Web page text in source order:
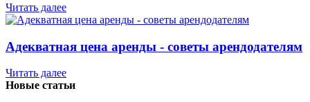
Читать далее
Адекватная цена аренды - советы арендодателям
Читать далее
Новые статьи